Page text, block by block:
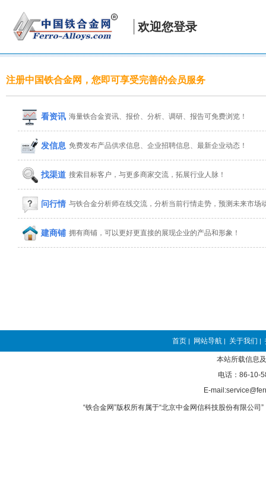
欢迎您登录
注册中国铁合金网，您即可享受完善的会员服务
看资讯 海量铁合金资讯、报价、分析、调研、报告可免费浏览！
发信息 免费发布产品供求信息、企业招聘信息、最新企业动态！
找渠道 搜索目标客户，与更多商家交流，拓展行业人脉！
问行情 与铁合金分析师在线交流，分析当前行情走势，预测未来市场
建商铺 拥有商铺，可以更好更直接的展现企业的产品和形象！
首页 | 网站导航 | 关于我们 |
本站所载信息
电话：86-10-
E-
“铁合金网”版权所有属于“北京中金网信科技股份有限公司